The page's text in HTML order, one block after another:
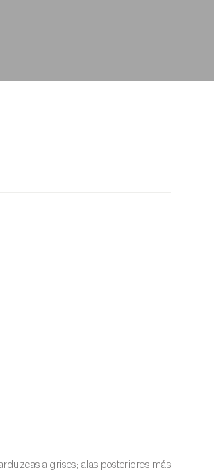
a grises; alas posteriores más